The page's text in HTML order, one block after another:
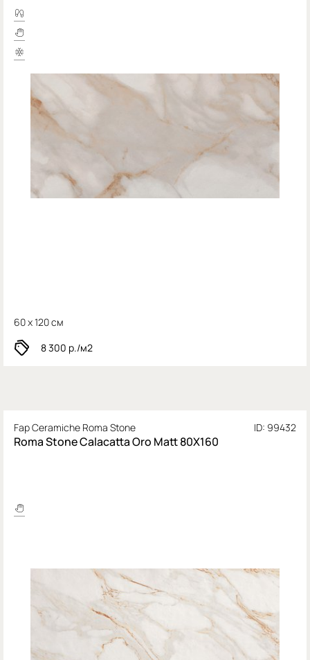
60 x 120 см
8 300 р./м2
Fap Ceramiche Roma Stone ID: 99432
Roma Stone Calacatta Oro Matt 80X160